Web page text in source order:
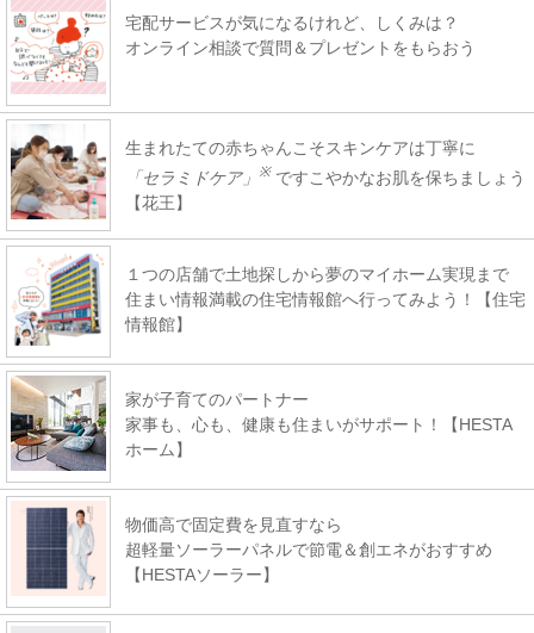
宅配サービスが気になるけれど、しくみは？
オンライン相談で質問＆プレゼントをもらおう
生まれたての赤ちゃんこそスキンケアは丁寧に
「セラミドケア」
※ ですこやかなお肌を保ちましょう
【花王】
１つの店舗で土地探しから夢のマイホーム実現まで
住まい情報満載の住宅情報館へ行ってみよう！【住宅
情報館】
家が子育てのパートナー
家事も、心も、健康も住まいがサポート！【HESTA
ホーム】
物価高で固定費を見直すなら
超軽量ソーラーパネルで節電＆創エネがおすすめ
【HESTAソーラー】